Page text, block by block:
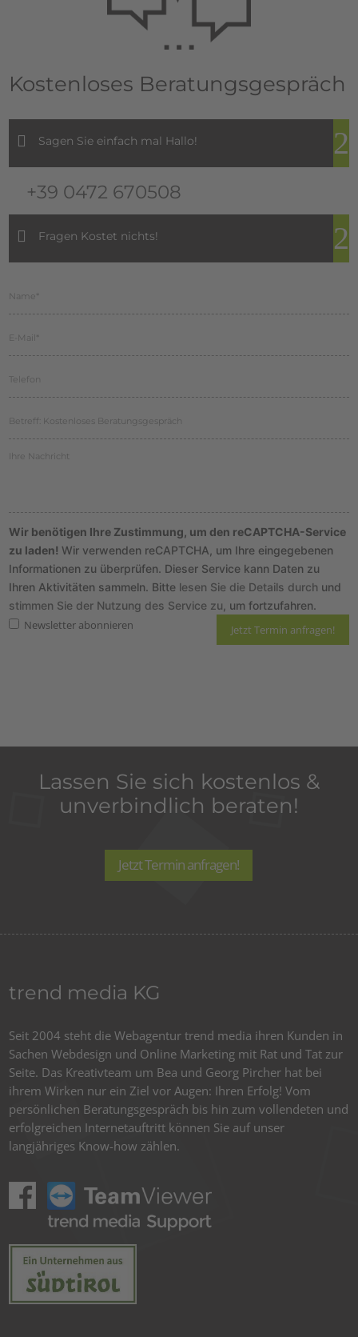
Kostenloses Beratungsgespräch
Sagen Sie einfach mal Hallo!
+39 0472 670508
Fragen Kostet nichts!
Wir benötigen Ihre Zustimmung, um den reCAPTCHA-Service
zu laden!Wir verwenden reCAPTCHA, um Ihre eingegebenen
Informationen zu überprüfen. Dieser Service kann Daten zu
Ihren Aktivitäten sammeln. Bitte lesen Sie die Details durch und
stimmen Sie der Nutzung des Service zu , um fortzufahren.
Newsletter abonnieren
Lassen Sie sich kostenlos &
unverbindlich beraten!
Jetzt Termin anfragen!
trend media KG
Seit 2004 steht die Webagentur trend media ihren Kunden in
Sachen Webdesign und Online Marketing mit Rat und Tat zur
Seite. Das Kreativteam um Bea und Georg Pircher hat bei
ihrem Wirken nur ein Ziel vor Augen: Ihren Erfolg! Vom
persönlichen Beratungsgespräch bis hin zum vollendeten und
erfolgreichen Internetauftritt können Sie auf unser
langjähriges Know-how zählen.